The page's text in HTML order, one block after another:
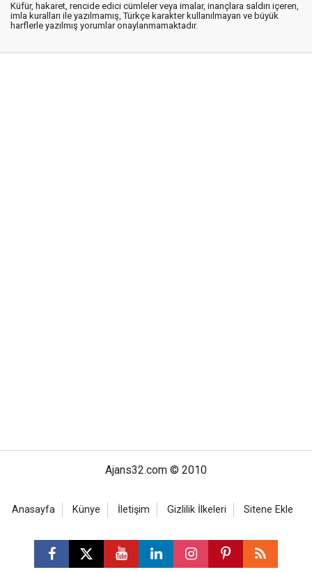
Küfür, hakaret, rencide edici cümleler veya imalar, inançlara saldırı içeren,
imla kuralları ile yazılmamış, Türkçe karakter kullanılmayan ve büyük
harflerle yazılmış yorumlar onaylanmamaktadır.
Ajans32.com © 2010
Anasayfa Künye İletişim Gizlilik İlkeleri Sitene Ekle